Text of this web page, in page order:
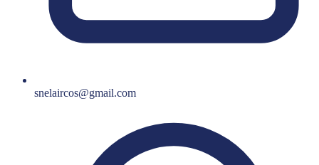
snelaircos@gmail.com